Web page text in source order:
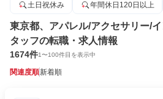
土日祝休み
年間休日120日以上
東京都、アパレル/アクセサリー/
タッフの転職・求人情報
1674件1〜100件目を表示中
関連度順新着順